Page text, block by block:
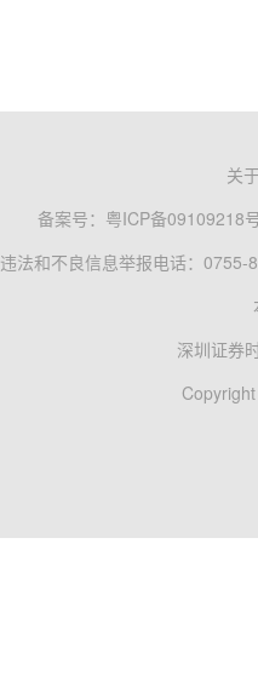
关
备案号： 粤ICP备09109218
违法和不良信息举报电话：0755-
深圳证券